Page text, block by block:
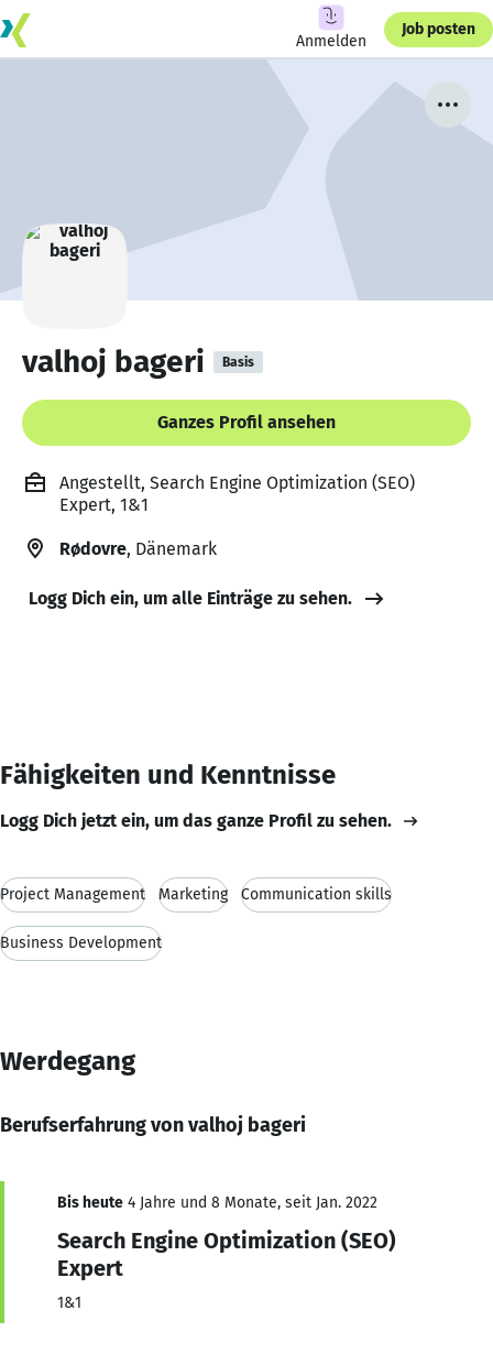
Anmelden
Job posten
valhoj bageri Basis
Ganzes Profil ansehen
Angestellt, Search Engine Optimization (SEO)
Expert, 1&1
Rødovre, Dänemark
Logg Dich ein, um alle Einträge zu sehen.
Fähigkeiten und Kenntnisse
Logg Dich jetzt ein, um das ganze Profil zu sehen.
Project Management Marketing Communication skills
Business Development
Werdegang
Berufserfahrung von valhoj bageri
Bis heute 4 Jahre und 8 Monate, seit Jan. 2022
Search Engine Optimization (SEO)
Expert
1&1